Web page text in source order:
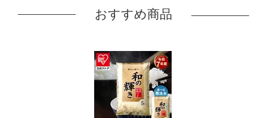
おすすめ商品